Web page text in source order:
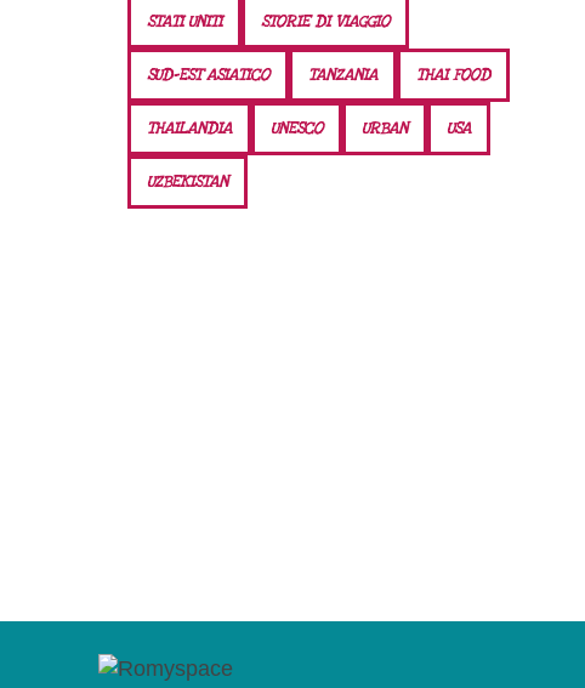
STATI UNITI STORIE DI VIAGGIO
SUD-EST ASIATICO TANZANIA THAI FOOD
THAILANDIA UNESCO URBAN USA
UZBEKISTAN